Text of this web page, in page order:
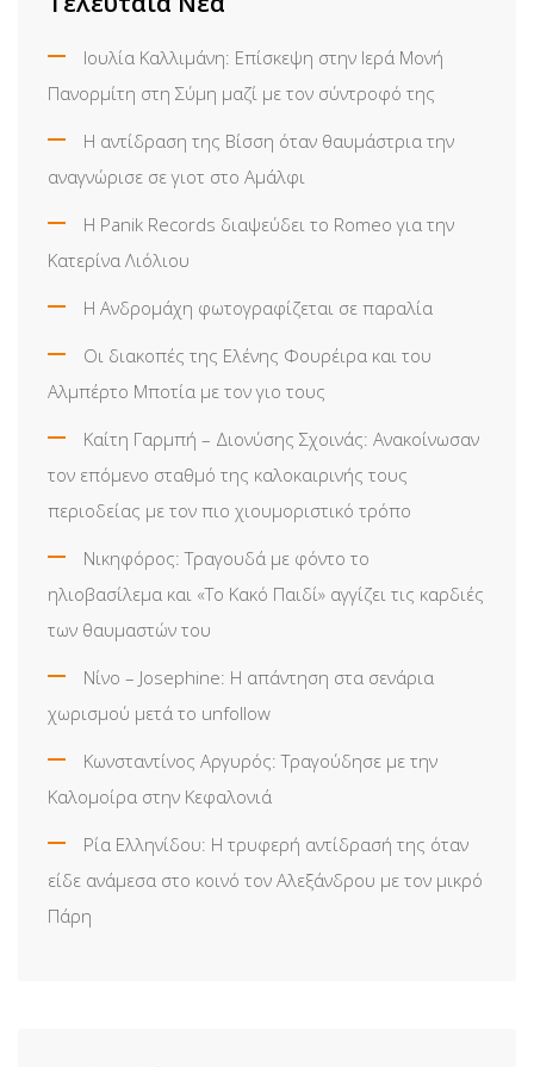
Ιουλία Καλλιμάνη: Επίσκεψη στην Ιερά Μονή
Πανορμίτη στη Σύμη μαζί με τον σύντροφό της
Η αντίδραση της Βίσση όταν θαυμάστρια την
αναγνώρισε σε γιοτ στο Αμάλφι
Η Panik Records διαψεύδει το Romeo για την
Κατερίνα Λιόλιου
Η Ανδρομάχη φωτογραφίζεται σε παραλία
Οι διακοπές της Ελένης Φουρέιρα και του
Αλμπέρτο Μποτία με τον γιο τους
Καίτη Γαρμπή – Διονύσης Σχοινάς: Ανακοίνωσαν
τον επόμενο σταθμό της καλοκαιρινής τους
περιοδείας με τον πιο χιουμοριστικό τρόπο
Νικηφόρος: Τραγουδά με φόντο το
ηλιοβασίλεμα και «Το Κακό Παιδί» αγγίζει τις καρδιές
των θαυμαστών του
Νίνο – Josephine: Η απάντηση στα σενάρια
χωρισμού μετά το unfollow
Κωνσταντίνος Αργυρός: Τραγούδησε με την
Καλομοίρα στην Κεφαλονιά
Ρία Ελληνίδου: H τρυφερή αντίδρασή της όταν
είδε ανάμεσα στο κοινό τον Αλεξάνδρου με τον μικρό
Πάρη